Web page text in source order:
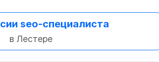
seo-специалиста
в Лестере